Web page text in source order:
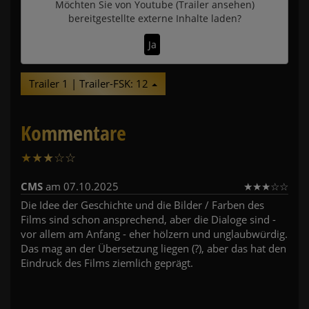
Möchten Sie von Youtube (Trailer ansehen)
bereitgestellte externe Inhalte laden?
Ja
Trailer 1 | Trailer-FSK: 12
Kommentare
★★★☆☆
CMS am 07.10.2025 ★★★☆☆
Die Idee der Geschichte und die Bilder / Farben des
Films sind schon ansprechend, aber die Dialoge sind -
vor allem am Anfang - eher hölzern und unglaubwürdig.
Das mag an der Übersetzung liegen (?), aber das hat den
Eindruck des Films ziemlich geprägt.